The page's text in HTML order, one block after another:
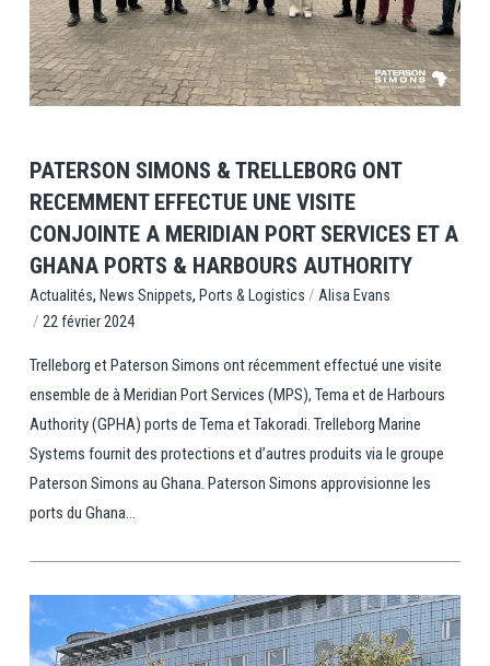
View Post
PATERSON SIMONS & TRELLEBORG ONT
RECEMMENT EFFECTUE UNE VISITE
CONJOINTE A MERIDIAN PORT SERVICES ET A
GHANA PORTS & HARBOURS AUTHORITY
Actualités, News Snippets, Ports & Logistics / Alisa Evans
/ 22 février 2024
Trelleborg et Paterson Simons ont récemment effectué une visite
ensemble de à Meridian Port Services (MPS), Tema et de Harbours
Authority (GPHA) ports de Tema et Takoradi. Trelleborg Marine
Systems fournit des protections et d’autres produits via le groupe
Paterson Simons au Ghana. Paterson Simons approvisionne les
ports du Ghana...